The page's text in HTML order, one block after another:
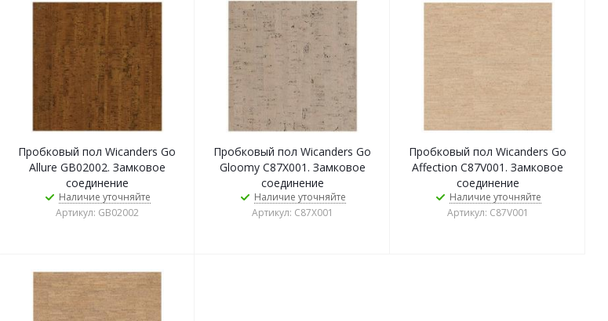
Пробковый пол Wicanders Go
Allure GB02002. Замковое
соединение
Наличие уточняйте
Артикул: GB02002
Пробковый пол Wicanders Go
Gloomy C87X001. Замковое
соединение
Наличие уточняйте
Артикул: C87X001
Пробковый пол Wicanders Go
Affection C87V001. Замковое
соединение
Наличие уточняйте
Артикул: C87V001